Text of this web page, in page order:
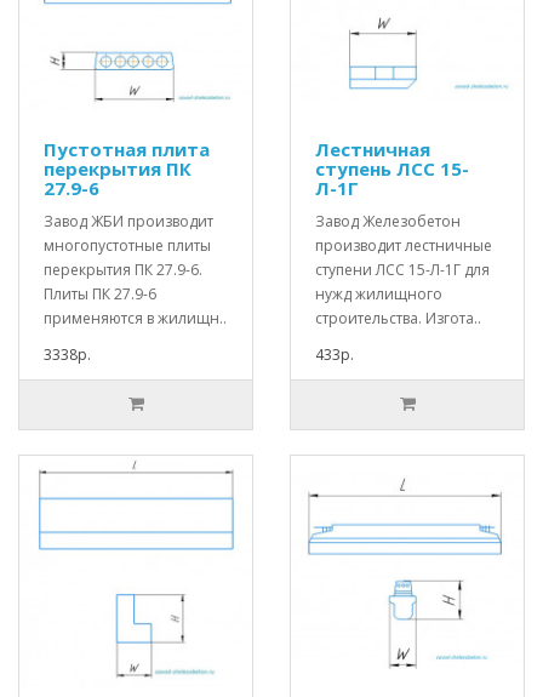
Пустотная плита
перекрытия ПК
27.9-6
Завод ЖБИ производит
многопустотные плиты
перекрытия ПК 27.9-6.
Плиты ПК 27.9-6
применяются в жилищн..
3338р.
Лестничная
ступень ЛСС 15-
Л-1Г
Завод Железобетон
производит лестничные
ступени ЛСС 15-Л-1Г для
нужд жилищного
строительства. Изгота..
433р.